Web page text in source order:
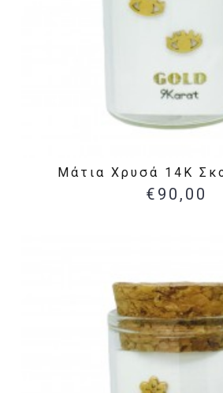
Μάτια Χρυσά 14Κ
€90,00